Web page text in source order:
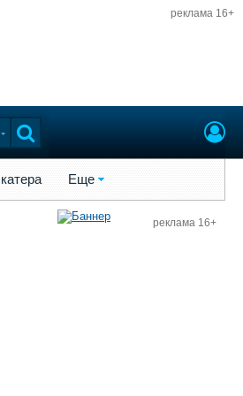
реклама 16+
Еще
реклама 16+